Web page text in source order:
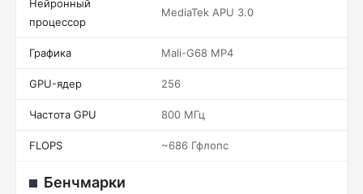
Нейронный
процессор
MediaTek APU 3.0
Графика Mali-G68 MP4
GPU-ядер 256
Частота GPU 800 МГц
FLOPS ~686 Гфлопс
Бенчмарки